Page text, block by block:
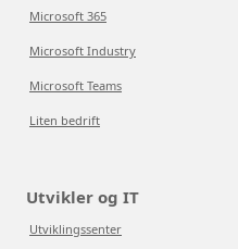
Microsoft 365
Microsoft Industry
Microsoft Teams
Liten bedrift
Utvikler og IT
Utviklingssenter